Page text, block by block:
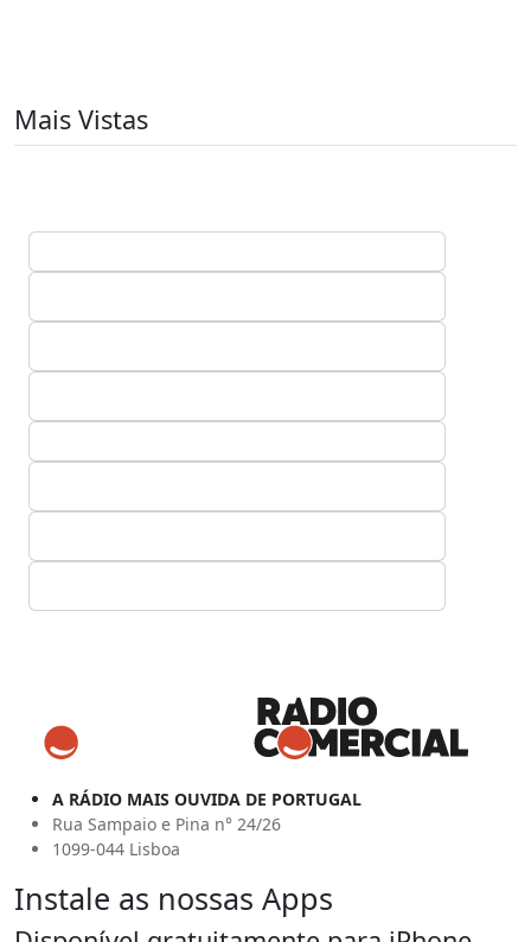
Mais Vistas
A RÁDIO MAIS OUVIDA DE PORTUGAL
Rua Sampaio e Pina n° 24/26
1099-044 Lisboa
Instale as nossas Apps